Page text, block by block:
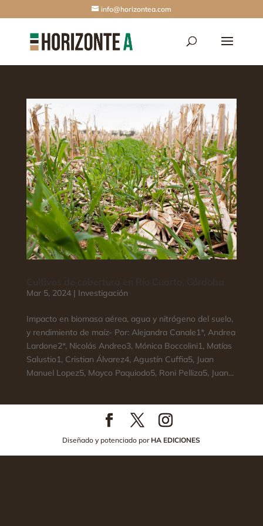
info@horizontea.com
Mar 5, 2024| Investigación
Impacto en biomasa aérea, agua y nitrógeno del suelo,
y rendimiento de maíz- Por: Alejandra Canale1*, Andrea
Lardone2*, Nicolás Andreo3, Mónica Boccolini1, Matías
Salustio1, Cristian Álvarez4, Agustín Cuffia5, Juan
Manuel Lopez5, Mayco Paquiodo5, Roni Pelliza5, Juan...
Diseñado y potenciado por HA EDICIONES